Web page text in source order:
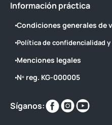
Información práctica
Condiciones generales de
Política de confidencialidad
Menciones legales
Nº reg. KG-000005
Síganos:
Encuéntranos
en
en